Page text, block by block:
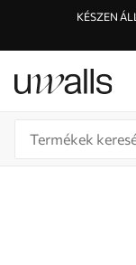
KÉSZEN